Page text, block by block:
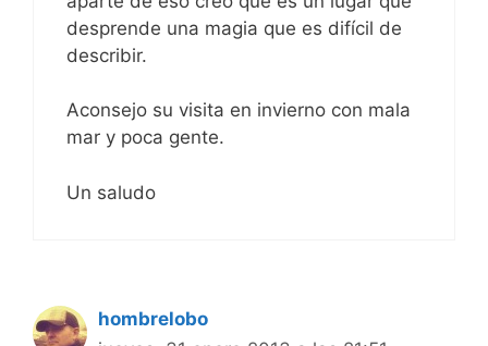
desprende una magia que es difícil de
describir.
Aconsejo su visita en invierno con mala
mar y poca gente.
Un saludo
hombrelobo